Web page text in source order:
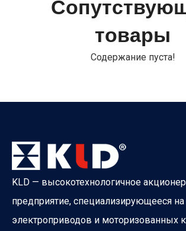
IFAT Мюнхен 2026 успешно завершился
товары
Содержание пуста!
KLD — высокотехнологичное
предприятие, специализирующееся
электроприводов и моторизованных